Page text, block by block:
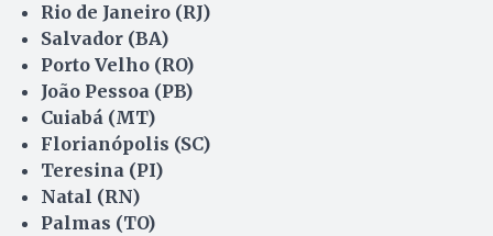
Rio de Janeiro (RJ)
Salvador (BA)
Porto Velho (RO)
João Pessoa (PB)
Cuiabá (MT)
Florianópolis (SC)
Teresina (PI)
Natal (RN)
Palmas (TO)